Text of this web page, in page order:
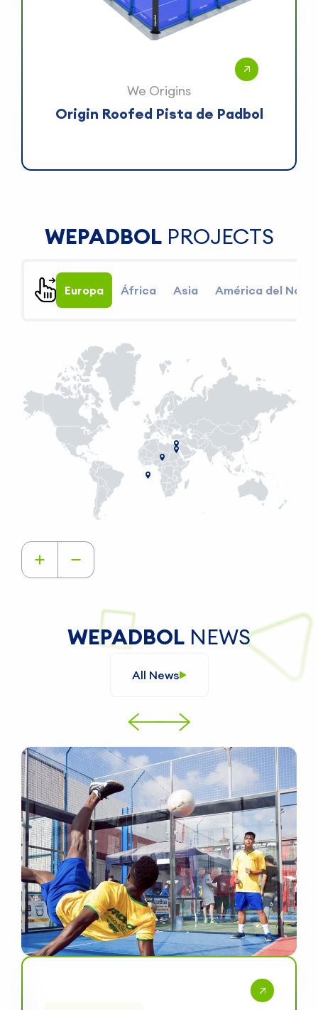
We Origins
Origin Roofed Pista de Padbol
WEPADBOL PROJECTS
Europa África Asia América del Norte
WEPADBOL NEWS
All News